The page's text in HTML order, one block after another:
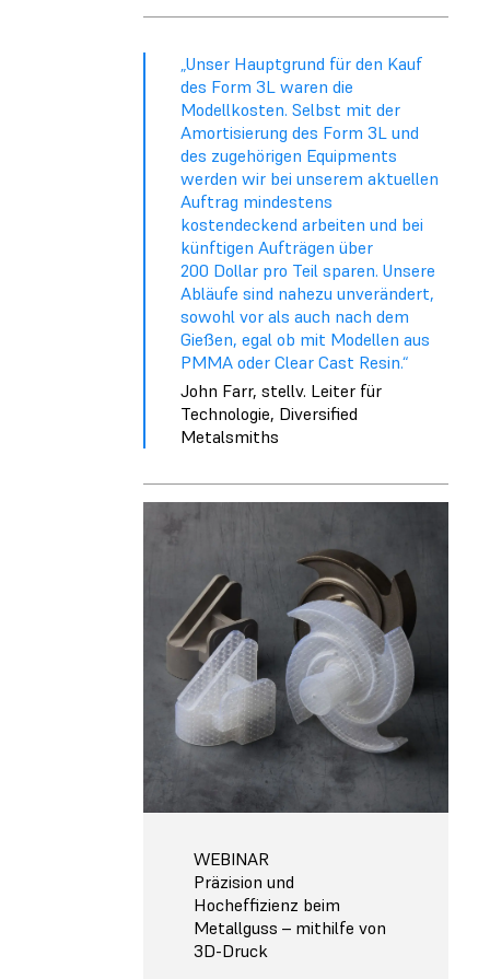
„Unser Hauptgrund für den Kauf
des Form 3L waren die
Modellkosten. Selbst mit der
Amortisierung des Form 3L und
des zugehörigen Equipments
werden wir bei unserem aktuellen
Auftrag mindestens
kostendeckend arbeiten und bei
künftigen Aufträgen über
200 Dollar pro Teil sparen. Unsere
Abläufe sind nahezu unverändert,
sowohl vor als auch nach dem
Gießen, egal ob mit Modellen aus
PMMA oder Clear Cast Resin.“
John Farr, stellv. Leiter für
Technologie, Diversified
Metalsmiths
WEBINAR
Präzision und
Hocheffizienz beim
Metallguss – mithilfe von
3D-Druck